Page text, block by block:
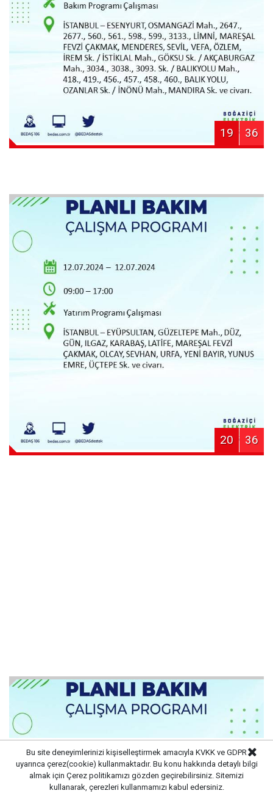
19 36
20 36
Bu site deneyimlerinizi kişiselleştirmek amacıyla KVKK ve GDPR
uyarınca çerez(cookie) kullanmaktadır. Bu konu hakkında detaylı bilgi
almak için Çerez politikamızı gözden geçirebilirsiniz. Sitemizi
kullanarak, çerezleri kullanmamızı kabul edersiniz.